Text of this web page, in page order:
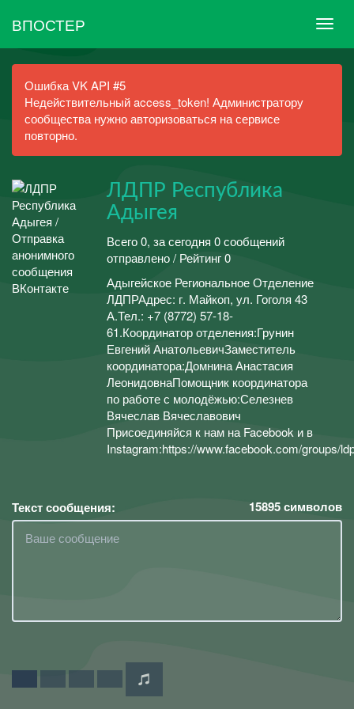
ВПОСТЕР
Ошибка VK API #5
Недействительный access_token! Администратору
сообщества нужно авторизоваться на сервисе
повторно.
ЛДПР Республика
Адыгея
Всего 0, за сегодня 0 сообщений
отправлено / Рейтинг 0
Адыгейское Региональное Отделение
ЛДПРАдрес: г. Майкоп, ул. Гоголя 43
А.Тел.: +7 (8772) 57-18-
61.Координатор отделения:Грунин
Евгений АнатольевичЗаместитель
координатора:Домнина Анастасия
ЛеонидовнаПомощник координатора
по работе с молодёжью:Селезнев
Вячеслав Вячеславович
Присоединяйся к нам на Facebook и в
Instagram:https://www.facebook.com/groups/
Текст сообщения: 15895символов